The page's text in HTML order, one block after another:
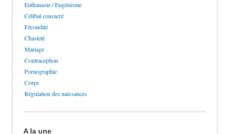
Euthanasie / Eugénisme
Célibat consacré
Fécondité
Chasteté
Mariage
Contraception
Pornographie
Corps
Régulation des naissances
A la une